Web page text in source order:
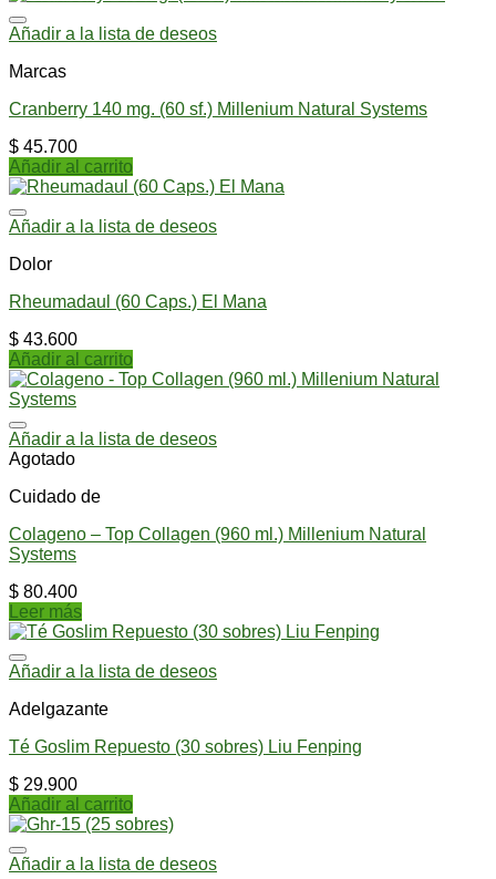
Añadir a la lista de deseos
Marcas
Cranberry 140 mg. (60 sf.) Millenium Natural Systems
$ 45.700
Añadir al carrito
Añadir a la lista de deseos
Dolor
Rheumadaul (60 Caps.) El Mana
$ 43.600
Añadir al carrito
Añadir a la lista de deseos
Agotado
Cuidado de
Colageno – Top Collagen (960 ml.) Millenium Natural
Systems
$ 80.400
Leer más
Añadir a la lista de deseos
Adelgazante
Té Goslim Repuesto (30 sobres) Liu Fenping
$ 29.900
Añadir al carrito
Añadir a la lista de deseos